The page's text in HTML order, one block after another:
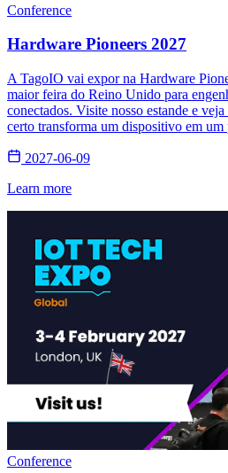
Conference
Hardware Pioneers 2027
A TagoIO vai expor na Hardware
maior feira do Reino Unido para
conectados. Visite nosso estande e
certo transforma um dispositivo em
2027-06-09
Learn more
Conference